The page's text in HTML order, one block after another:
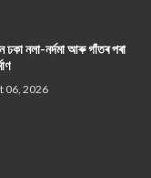
ঢকা নলা-নৰ্দমা আৰু গাঁতৰ পৰা
06, 2026